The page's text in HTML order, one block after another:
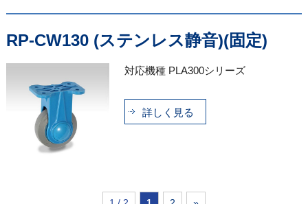
RP-CW130 (ステンレス静音)(固定)
対応機種 PLA300シリーズ
詳しく見る